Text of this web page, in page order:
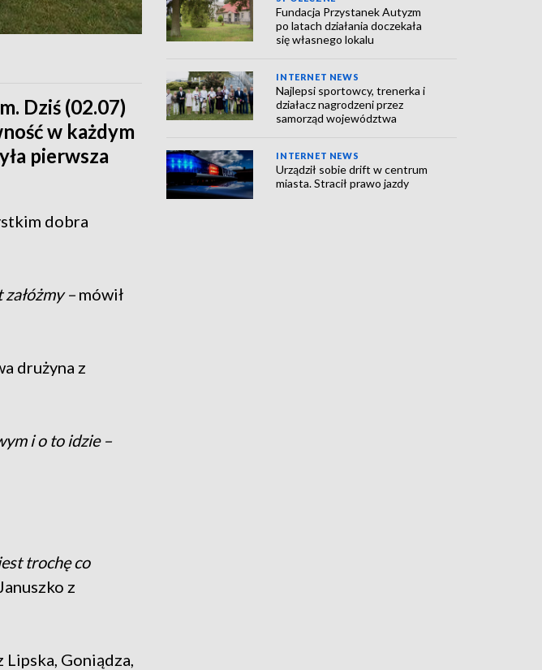
Dziś (02.07)
w każdym
pierwsza
dobra
– mówił
drużyna z
i o to idzie –
trochę co
z
Goniądza,
Fundacja Przystanek Autyzm
po latach działania doczekała
się własnego lokalu
INTERNET NEWS
Najlepsi sportowcy, trenerka i
działacz nagrodzeni przez
samorząd województwa
INTERNET NEWS
Urządził sobie drift w centrum
miasta. Stracił prawo jazdy